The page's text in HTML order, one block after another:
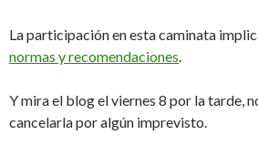
La participación en esta caminata
normas y recomendaciones.
Y mira el blog el viernes 8 por la tarde,
cancelarla por algún imprevisto.